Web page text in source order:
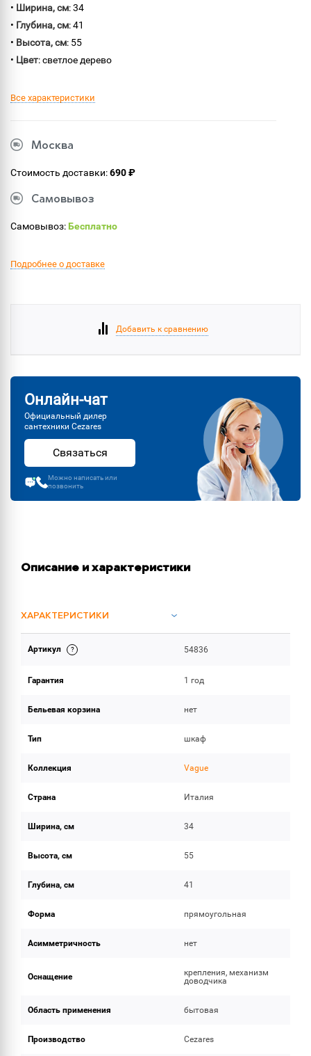
• Ширина, см: 34
• Глубина, см: 41
• Высота, см: 55
• Цвет: светлое дерево
Все характеристики
Москва
Стоимость доставки:690 ₽
Самовывоз
Самовывоз:Бесплатно
Подробнее о доставке
Добавить к сравнению
Онлайн-чат
Официальный дилер
сантехники Cezares
Связаться
Можно написать или
позвонить
Описание и характеристики
ХАРАКТЕРИСТИКИ
ОБЪЕМ ПОСТАВКИ
Артикул 54836
Гарантия 1 год
Бельевая корзина нет
Тип шкаф
Коллекция Vague
Страна Италия
Ширина, см 34
Высота, см 55
Глубина, см 41
Форма прямоугольная
Асимметричность нет
Оснащение
крепления, механизм
доводчика
Область применения бытовая
Производство Cezares